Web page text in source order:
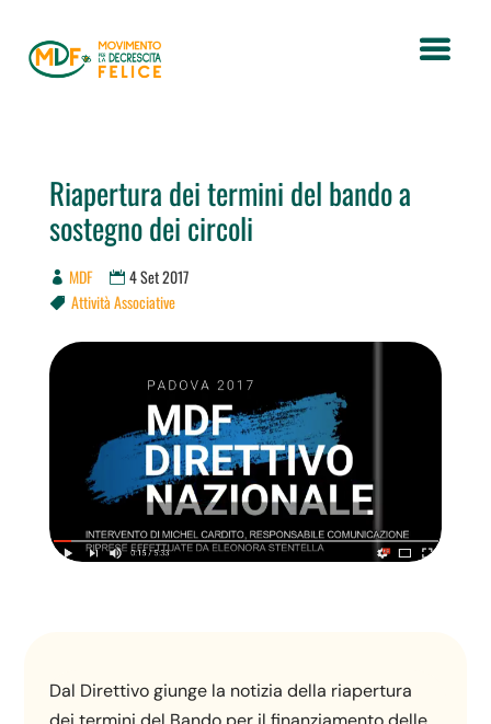
Riapertura dei termini del bando a
sostegno dei circoli
MDF 4 Set 2017
 Attività Associative
Dal Direttivo giunge la notizia della riapertura